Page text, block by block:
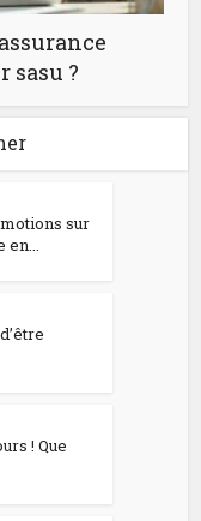
sasu ?
sur
en...
! Que